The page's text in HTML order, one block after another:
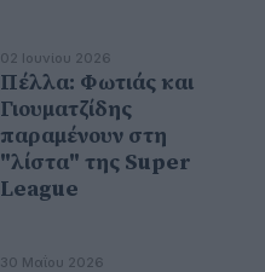
02 Ιουνίου 2026
Πέλλα: Φωτιάς και
Γιουματζίδης
παραμένουν στη
"λίστα" της Super
League
30 Μαΐου 2026